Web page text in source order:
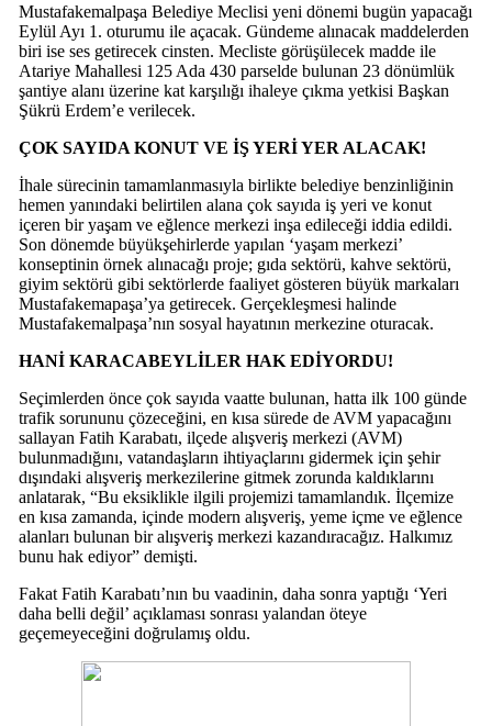
Mustafakemalpaşa Belediye Meclisi yeni dönemi bugün yapacağı
Eylül Ayı 1. oturumu ile açacak. Gündeme alınacak maddelerden
biri ise ses getirecek cinsten. Mecliste görüşülecek madde ile
Atariye Mahallesi 125 Ada 430 parselde bulunan 23 dönümlük
şantiye alanı üzerine kat karşılığı ihaleye çıkma yetkisi Başkan
Şükrü Erdem’e verilecek.
ÇOK SAYIDA KONUT VE İŞ YERİ YER ALACAK!
İhale sürecinin tamamlanmasıyla birlikte belediye benzinliğinin
hemen yanındaki belirtilen alana çok sayıda iş yeri ve konut
içeren bir yaşam ve eğlence merkezi inşa edileceği iddia edildi.
Son dönemde büyükşehirlerde yapılan ‘yaşam merkezi’
konseptinin örnek alınacağı proje; gıda sektörü, kahve sektörü,
giyim sektörü gibi sektörlerde faaliyet gösteren büyük markaları
Mustafakemapaşa’ya getirecek. Gerçekleşmesi halinde
Mustafakemalpaşa’nın sosyal hayatının merkezine oturacak.
HANİ KARACABEYLİLER HAK EDİYORDU!
Seçimlerden önce çok sayıda vaatte bulunan, hatta ilk 100 günde
trafik sorununu çözeceğini, en kısa sürede de AVM yapacağını
sallayan Fatih Karabatı, ilçede alışveriş merkezi (AVM)
bulunmadığını, vatandaşların ihtiyaçlarını gidermek için şehir
dışındaki alışveriş merkezilerine gitmek zorunda kaldıklarını
anlatarak, “Bu eksiklikle ilgili projemizi tamamlandık. İlçemize
en kısa zamanda, içinde modern alışveriş, yeme içme ve eğlence
alanları bulunan bir alışveriş merkezi kazandıracağız. Halkımız
bunu hak ediyor” demişti.
Fakat Fatih Karabatı’nın bu vaadinin, daha sonra yaptığı ‘Yeri
daha belli değil’ açıklaması sonrası yalandan öteye
geçemeyeceğini doğrulamış oldu.